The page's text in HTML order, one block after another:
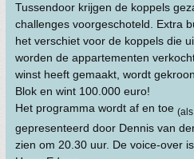
Tussendoor krijgen de koppels
challenges voorgeschoteld. Extra
het verschiet voor de koppels die
worden de appartementen
winst heeft gemaakt, wordt
Blok en wint 100.000 euro!
Het programma wordt af en toe
gepresenteerd door Dennis van
zien om 20.30 uur. De voice-over